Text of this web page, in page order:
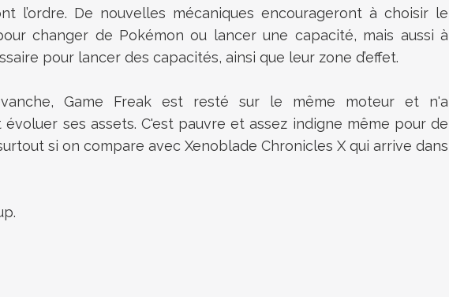
l’ordre. De nouvelles mécaniques encourageront à choisir le
changer de Pokémon ou lancer une capacité, mais aussi à
pour lancer des capacités, ainsi que leur zone d’effet.
Game Freak est resté sur le même moteur et n'a
ses assets. C'est pauvre et assez indigne même pour de
si on compare avec Xenoblade Chronicles X qui arrive dans